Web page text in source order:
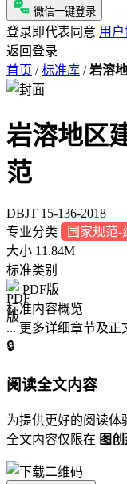
微信一键登录
登录即代表同意 用
返回登录
首页 / 标准库 / 岩溶
岩溶地区
范
DBJT 15-136-2018
专业分类
国家规范-
大小 11.84M
标准类别
PDF版
标准内容概览
... 更多详细章节及正
🔒
阅读全文内容
为提供更好的阅读体
全文内容仅限在 图